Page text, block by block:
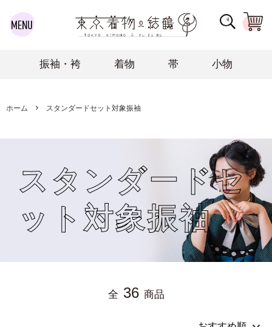
振袖・袴 着物 帯 小物
ホーム スタンダードセット対象振袖
スタンダードセ
ット対象振袖
全 36 商品